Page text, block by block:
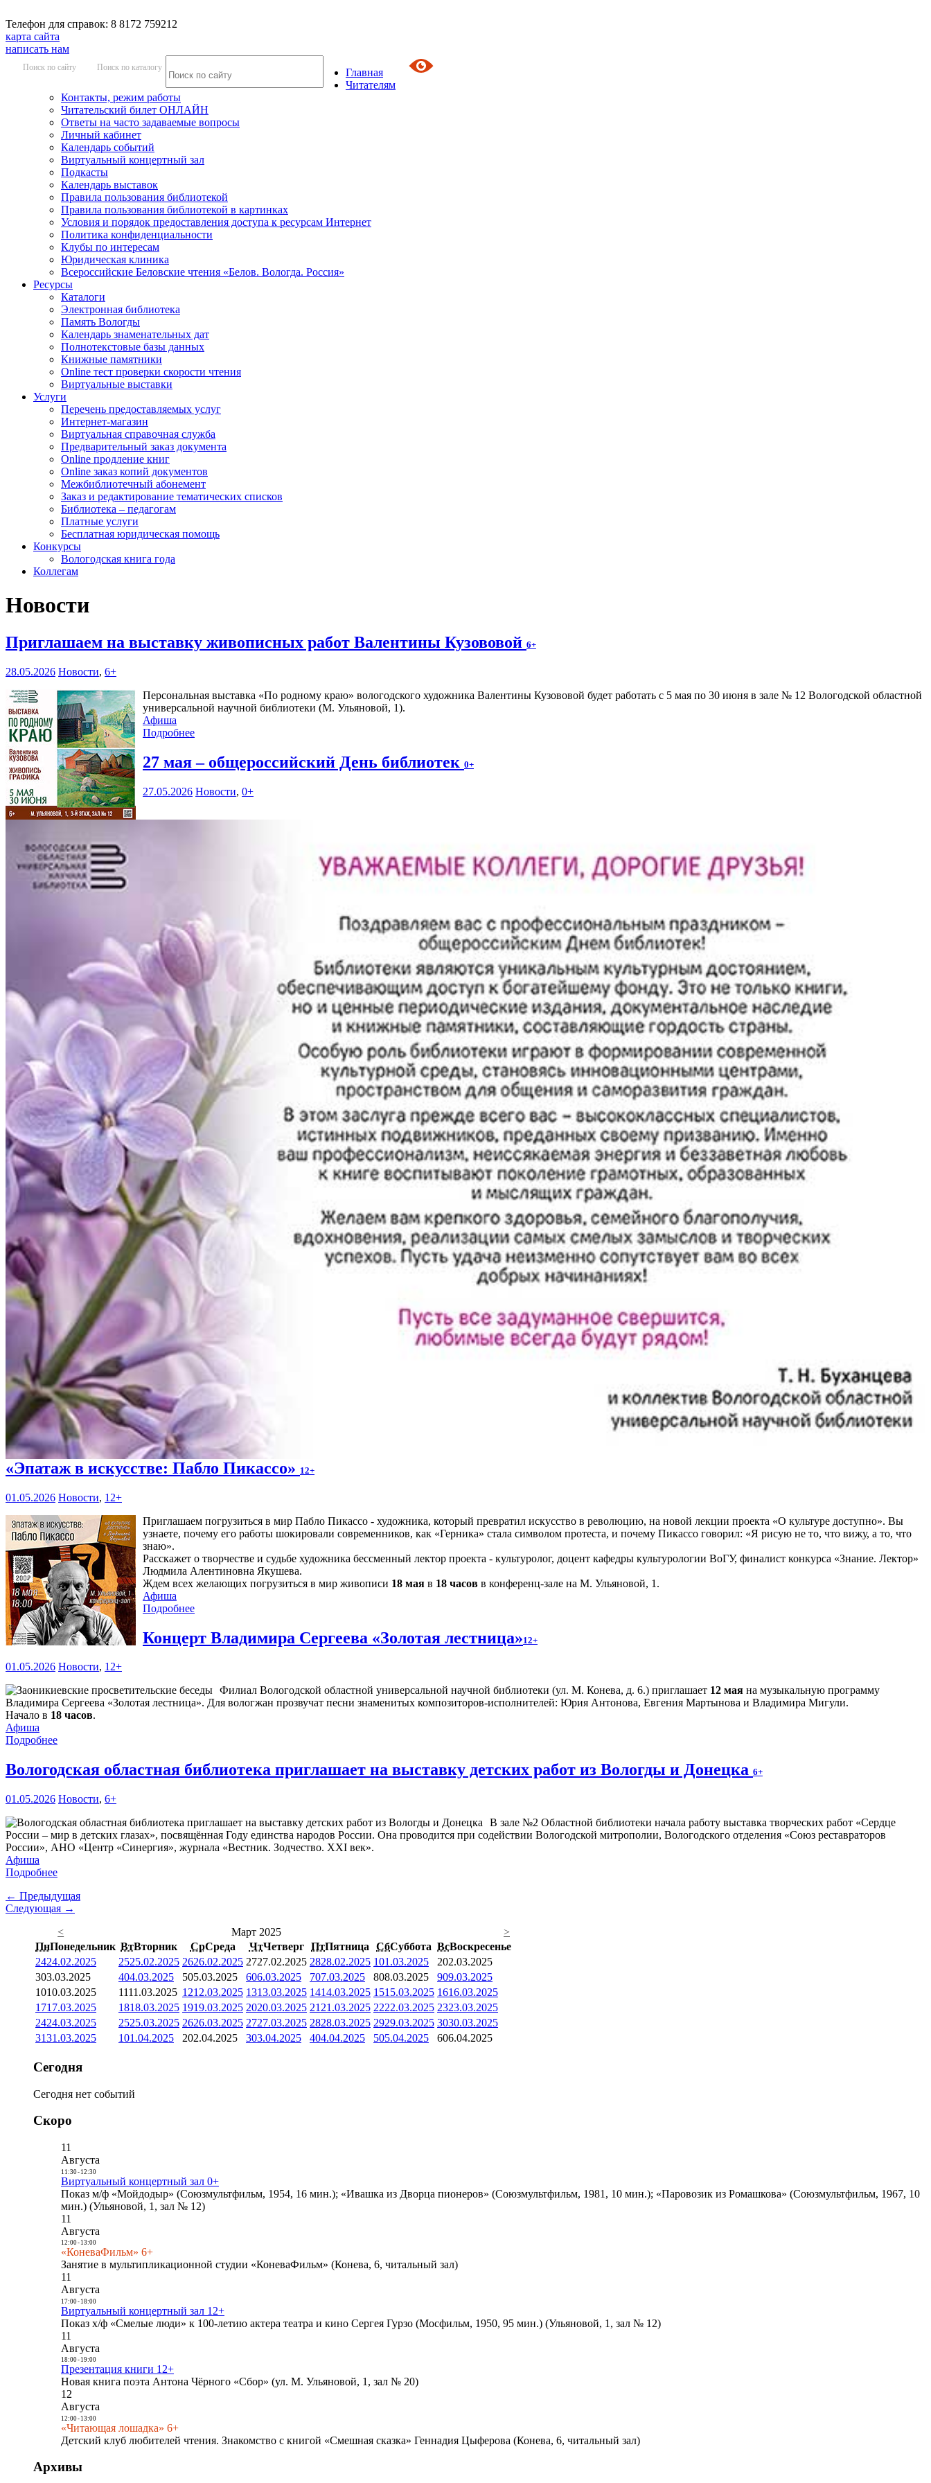
Телефон для справок: 8 8172 759212
карта сайта
написать нам
Поиск по сайту Поиск по каталогу
Главная
Читателям
Контакты, режим работы
Читательский билет ОНЛАЙН
Ответы на часто задаваемые вопросы
Личный кабинет
Календарь событий
Виртуальный концертный зал
Подкасты
Календарь выставок
Правила пользования библиотекой
Правила пользования библиотекой в картинках
Условия и порядок предоставления доступа к ресурсам Интернет
Политика конфиденциальности
Клубы по интересам
Юридическая клиника
Всероссийские Беловские чтения «Белов. Вологда. Россия»
Ресурсы
Каталоги
Электронная библиотека
Память Вологды
Календарь знаменательных дат
Полнотекстовые базы данных
Книжные памятники
Online тест проверки скорости чтения
Виртуальные выставки
Услуги
Перечень предоставляемых услуг
Интернет-магазин
Виртуальная справочная служба
Предварительный заказ документа
Online продление книг
Online заказ копий документов
Межбиблиотечный абонемент
Заказ и редактирование тематических списков
Библиотека – педагогам
Платные услуги
Бесплатная юридическая помощь
Конкурсы
Вологодская книга года
Коллегам
Новости
Приглашаем на выставку живописных работ Валентины Кузововой 6+
28.05.2026 Новости, 6+
Персональная выставка «По родному краю» вологодского художника Валентины Кузововой будет работать с 5 мая по 30 июня в зале № 12 Вологодской областной
универсальной научной библиотеки (М. Ульяновой, 1).
Афиша
Подробнее
27 мая – общероссийский День библиотек 0+
27.05.2026 Новости, 0+
«Эпатаж в искусстве: Пабло Пикассо» 12+
01.05.2026 Новости, 12+
Приглашаем погрузиться в мир Пабло Пикассо - художника, который превратил искусство в революцию, на новой лекции проекта «О культуре доступно». Вы
узнаете, почему его работы шокировали современников, как «Герника» стала символом протеста, и почему Пикассо говорил: «Я рисую не то, что вижу, а то, что
знаю».
Расскажет о творчестве и судьбе художника бессменный лектор проекта - культуролог, доцент кафедры культурологии ВоГУ, финалист конкурса «Знание. Лектор»
Людмила Алентиновна Якушева.
Ждем всех желающих погрузиться в мир живописи 18 мая в 18 часов в конференц-зале на М. Ульяновой, 1.
Афиша
Подробнее
Концерт Владимира Сергеева «Золотая лестница»12+
01.05.2026 Новости, 12+
Филиал Вологодской областной универсальной научной библиотеки (ул. М. Конева, д. 6.) приглашает 12 мая на музыкальную программу
Владимира Сергеева «Золотая лестница». Для вологжан прозвучат песни знаменитых композиторов-исполнителей: Юрия Антонова, Евгения Мартынова и Владимира Мигули.
Начало в 18 часов.
Афиша
Подробнее
Вологодская областная библиотека приглашает на выставку детских работ из Вологды и Донецка 6+
01.05.2026 Новости, 6+
В зале №2 Областной библиотеки начала работу выставка творческих работ «Сердце
России – мир в детских глазах», посвящённая Году единства народов России. Она проводится при содействии Вологодской митрополии, Вологодского отделения «Союз реставраторов
России», АНО «Центр «Синергия», журнала «Вестник. Зодчество. XXI век».
Афиша
Подробнее
← Предыдущая
Следующая →
<
Март 2025
>
ПнПонедельник ВтВторник СрСреда ЧтЧетверг ПтПятница СбСуббота ВсВоскресенье
2424.02.2025 2525.02.2025 2626.02.2025 2727.02.2025 2828.02.2025 101.03.2025 202.03.2025
303.03.2025 404.03.2025 505.03.2025 606.03.2025 707.03.2025 808.03.2025 909.03.2025
1010.03.2025 1111.03.2025 1212.03.2025 1313.03.2025 1414.03.2025 1515.03.2025 1616.03.2025
1717.03.2025 1818.03.2025 1919.03.2025 2020.03.2025 21 21.03.2025 2222.03.2025 2323.03.2025
2424.03.2025 2525.03.2025 2626.03.2025 2727.03.2025 2828.03.2025 2929.03.2025 3030.03.2025
3131.03.2025 101.04.2025 202.04.2025 303.04.2025 404.04.2025 505.04.2025 606.04.2025
Сегодня
Сегодня нет событий
Скоро
11
Августа
11:30- 12:30
Виртуальный концертный зал 0+
Показ м/ф «Мойдодыр» (Союзмультфильм, 1954, 16 мин.); «Ивашка из Дворца пионеров» (Союзмультфильм, 1981, 10 мин.); «Паровозик из Ромашкова» (Союзмультфильм, 1967, 10
мин.) (Ульяновой, 1, зал № 12)
11
Августа
12:00- 13:00
«КоневаФильм» 6+
Занятие в мультипликационной студии «КоневаФильм» (Конева, 6, читальный зал)
11
Августа
17:00- 18:00
Виртуальный концертный зал 12+
Показ х/ф «Смелые люди» к 100-летию актера театра и кино Сергея Гурзо (Мосфильм, 1950, 95 мин.) (Ульяновой, 1, зал № 12)
11
Августа
18:00- 19:00
Презентация книги 12+
Новая книга поэта Антона Чёрного «Сбор» (ул. М. Ульяновой, 1, зал № 20)
12
Августа
12:00- 13:00
«Читающая лошадка» 6+
Детский клуб любителей чтения. Знакомство с книгой «Смешная сказка» Геннадия Цыферова (Конева, 6, читальный зал)
Архивы